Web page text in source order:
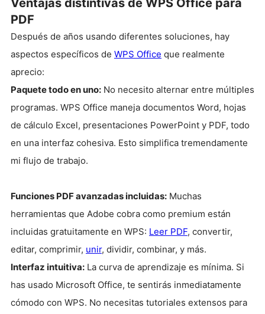
Ventajas distintivas de WPS Office para
PDF
Después de años usando diferentes soluciones, hay
aspectos específicos de WPS Office que realmente
aprecio:
Paquete todo en uno: No necesito alternar entre múltiples
programas. WPS Office maneja documentos Word, hojas
de cálculo Excel, presentaciones PowerPoint y PDF, todo
en una interfaz cohesiva. Esto simplifica tremendamente
mi flujo de trabajo.
Funciones PDF avanzadas incluidas: Muchas
herramientas que Adobe cobra como premium están
incluidas gratuitamente en WPS: Leer PDF, convertir,
editar, comprimir, unir, dividir, combinar, y más.
Interfaz intuitiva: La curva de aprendizaje es mínima. Si
has usado Microsoft Office, te sentirás inmediatamente
cómodo con WPS. No necesitas tutoriales extensos para